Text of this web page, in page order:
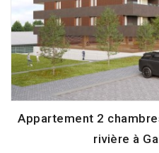
Appartement 2
rivière à